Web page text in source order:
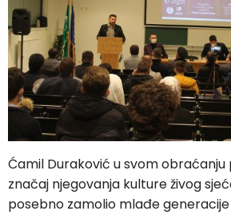
Ćamil Duraković u svom
značaj njegovanja kulture živog
posebno zamolio mlađe